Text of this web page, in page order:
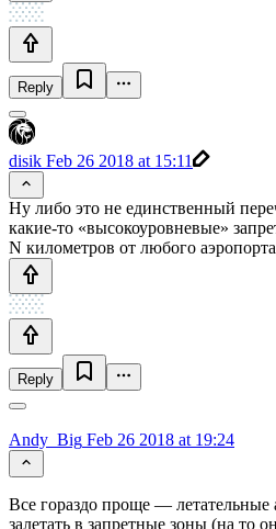
Reply
disik Feb 26 2018 at 15:11
Ну либо это не единственный
какие-то «высокоуровневые»
N километров от любого
Reply
Andy_Big Feb 26 2018 at 19:24
Все гораздо проще —
залетать в запретные зоны (на то